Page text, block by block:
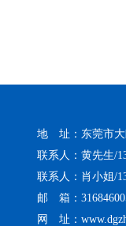
地 址：东莞市大
联系人：黄先生/
联系人：肖小姐/
邮 箱：
网 址：